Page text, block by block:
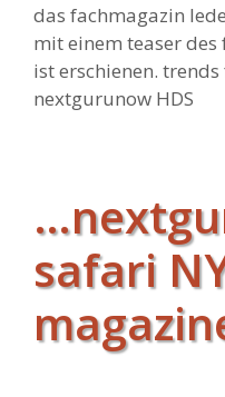
das fachmagazin
mit einem teaser des
ist erschienen.
nextgurunow HDS
safari